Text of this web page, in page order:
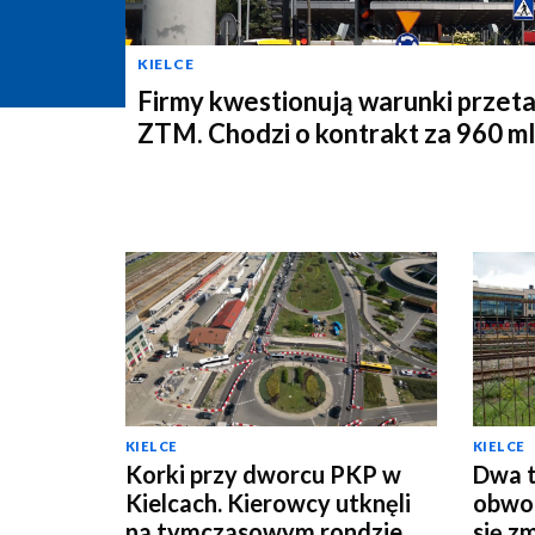
KIELCE
Firmy kwestionują warunki
ZTM. Chodzi o kontrakt za 960
KIELCE
Korki przy dworcu PKP w
Kielcach. Kierowcy utknęli
KIELCE
Dwa